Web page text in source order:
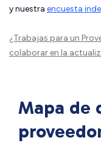
y nuestra encuesta
¿Trabajas para un
colaborar en la
Mapa de